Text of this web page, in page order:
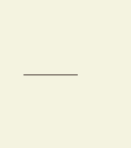
アフターサポート